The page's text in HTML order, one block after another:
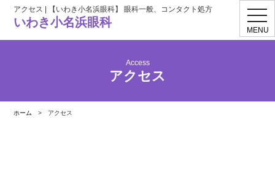
MENU
アクセス | 【いわき小名浜眼科】 眼科一般、コンタクト処方
いわき小名浜眼科
Access
アクセス
ホーム > アクセス